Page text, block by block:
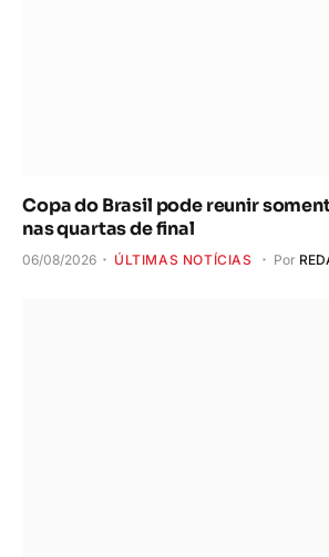
Copa do Brasil pode reunir
nas quartas de final
06/08/2026 ÚLTIMAS NOTÍCIAS Por